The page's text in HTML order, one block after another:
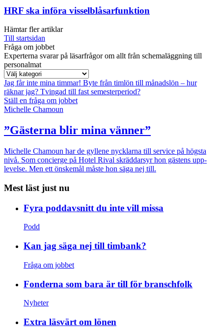
HRF ska införa visselblåsarfunktion
Hämtar fler artiklar
Till startsidan
Fråga om jobbet
Experterna svarar på läsarfrågor om allt från schemaläggning till
personalmat
Jag får inte mina timmar! Byte från timlön till månadslön – hur
räknar jag? Tvingad till fast semesterperiod?
Ställ en fråga om jobbet
Michelle Chamoun
”Gästerna blir mina vänner”
Michelle Chamoun har de gyllene nycklarna till service på högsta
nivå. Som concierge på Hotel Rival skräddarsyr hon gästens upp­
levelse. Men ett önskemål måste hon säga nej till.
Mest läst just nu
Fyra poddavsnitt du inte vill missa
Podd
Kan jag säga nej till timbank?
Fråga om jobbet
Fonderna som bara är till för branschfolk
Nyheter
Extra läsvärt om lönen